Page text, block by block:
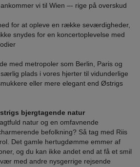
vi til Wien –- rige på overskud
for at opleve en række seværdigheder,
snydes for en koncertoplevelse med
med metropoler som Berlin, Paris og
plads i vores hjerter til vidunderlige
eller mere elegant end Østrigs
bjergtagende natur
natur og en omfavnende
befolkning? Så tag med Riis
Det gamle hertugdømme emmer af
og du kan ikke andet end at få et smil
med andre nysgerrige rejsende